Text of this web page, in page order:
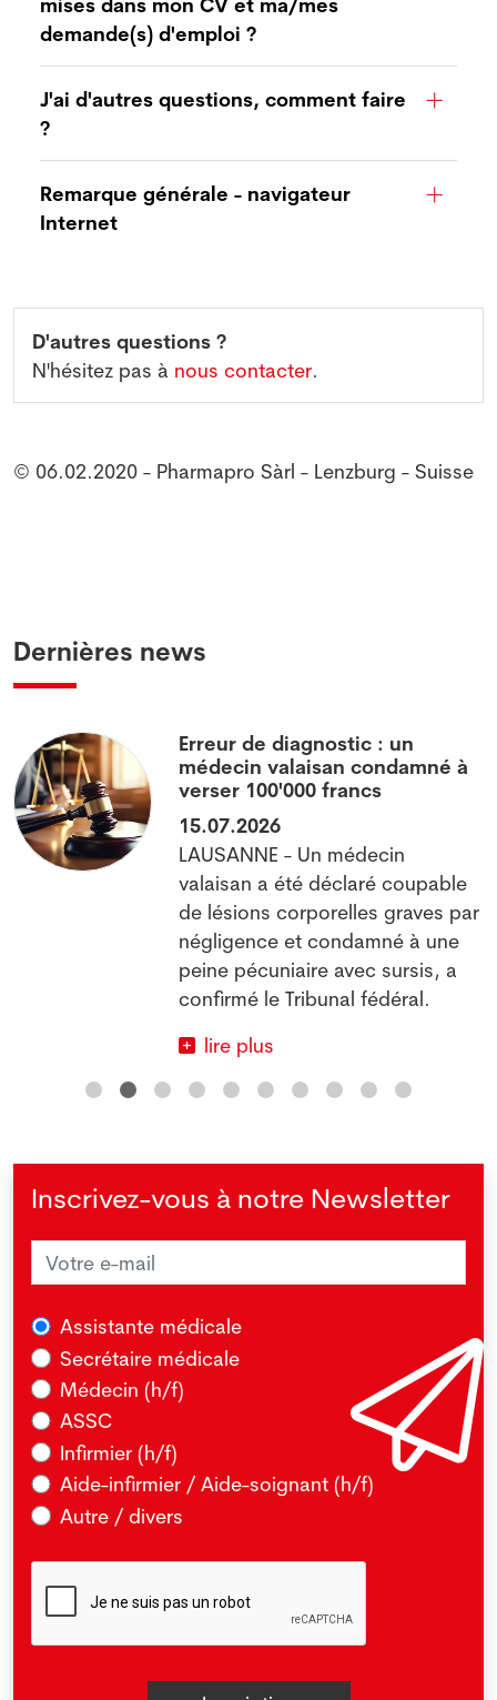
demande(s) d'emploi ?
J'ai d'autres questions, comment faire
?
Remarque générale - navigateur
Internet
D'autres questions ?
N'hésitez pas à nous contacter.
© 06.02.2020 - Pharmapro Sàrl - Lenzburg - Suisse
Dernières news
Erreur de diagnostic : un
médecin valaisan condamné à
verser 100'000 francs
15.07.2026
LAUSANNE - Un médecin
valaisan a été déclaré coupable
de lésions corporelles graves par
négligence et condamné à une
peine pécuniaire avec sursis, a
confirmé le Tribunal fédéral.
lire plus
Inscrivez-vous à notre Newsletter
Assistante médicale
Secrétaire médicale
Médecin (h/f)
ASSC
Infirmier (h/f)
Aide-infirmier / Aide-soignant (h/f)
Autre / divers